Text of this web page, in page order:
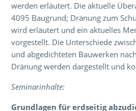
werden erläutert. Die aktuelle
4095 Baugrund; Dränung zum
wird erläutert und ein aktuelles
vorgestellt. Die Unterschiede
und abgedichteten Bauwerken
Dränung werden dargestellt und
Seminarinhalte:
Grundlagen für erdseitig